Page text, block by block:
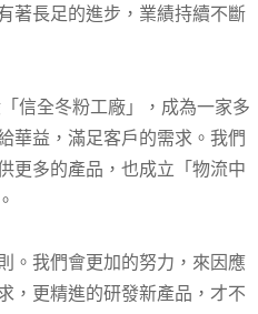
著長足的進步，業績持續不斷
信全冬粉工廠」，成為一家多
華益，滿足客戶的需求。我們
更多的產品，也成立「物流中
。我們會更加的努力，來因應
，更精進的研發新產品，才不